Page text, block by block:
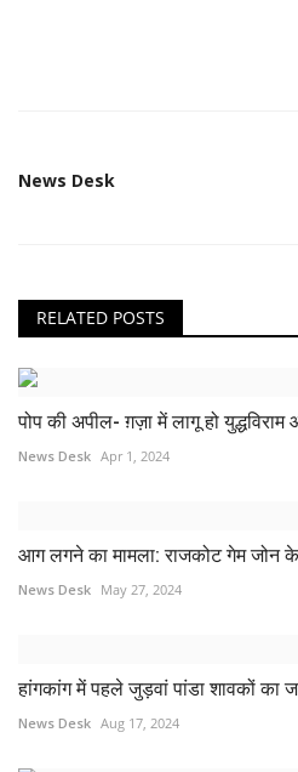
News Desk
RELATED POSTS
पोप की अपील- ग़ज़ा में लागू हो
News Desk Apr 1, 2024
आग लगने का मामला: राजकोट गेम जोन
News Desk May 27, 2024
हांगकांग में पहले जुड़वां पांडा शावकों का
News Desk Aug 17, 2024